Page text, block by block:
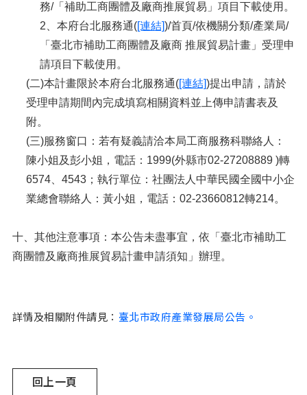
務/「補助工商團體及廠商推展貿易」項目下載使用。
2、本府台北服務通([連結])/首頁/依機關分類/產業局/
「臺北市補助工商團體及廠商 推展貿易計畫」受理申
請項目下載使用。
(二)本計畫限於本府台北服務通([連結])提出申請，請於
受理申請期間內完成填寫相關資料並上傳申請書表及
附。
(三)服務窗口：若有疑義請洽本局工商服務科聯絡人：
陳小姐及彭小姐，電話：1999(外縣市02-27208889 )轉
6574、4543；執行單位：社團法人中華民國全國中小企
業總會聯絡人：黃小姐，電話：02-23660812轉214。
十、其他注意事項：本公告未盡事宜，依「臺北市補助工
商團體及廠商推展貿易計畫申請須知」辦理。
詳情及相關附件請見： 臺北市政府產業發展局公告。
回上一頁